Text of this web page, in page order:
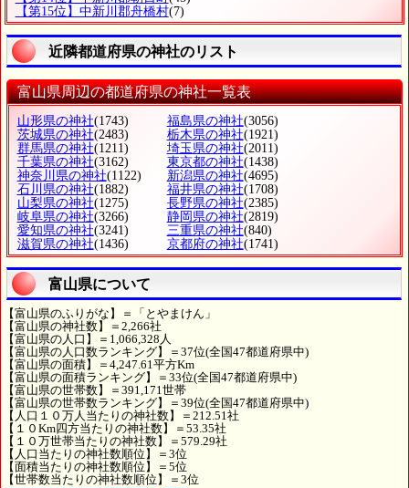
【第15位】中新川郡舟橋村(7)
近隣都道府県の神社のリスト
富山県周辺の都道府県の神社一覧表
山形県の神社(1743) 福島県の神社(3056)
茨城県の神社(2483) 栃木県の神社(1921)
群馬県の神社(1211) 埼玉県の神社(2011)
千葉県の神社(3162) 東京都の神社(1438)
神奈川県の神社(1122) 新潟県の神社(4695)
石川県の神社(1882) 福井県の神社(1708)
山梨県の神社(1275) 長野県の神社(2385)
岐阜県の神社(3266) 静岡県の神社(2819)
愛知県の神社(3241) 三重県の神社(840)
滋賀県の神社(1436) 京都府の神社(1741)
富山県について
【富山県のふりがな】＝「とやまけん」
【富山県の神社数】＝2,266社
【富山県の人口】＝1,066,328人
【富山県の人口数ランキング】＝37位(全国47都道府県中)
【富山県の面積】＝4,247.61平方Km
【富山県の面積ランキング】＝33位(全国47都道府県中)
【富山県の世帯数】＝391,171世帯
【富山県の世帯数ランキング】＝39位(全国47都道府県中)
【人口１０万人当たりの神社数】＝212.51社
【１０Km四方当たりの神社数】＝53.35社
【１０万世帯当たりの神社数】＝579.29社
【人口当たりの神社数順位】＝3位
【面積当たりの神社数順位】＝5位
【世帯数当たりの神社数順位】＝3位